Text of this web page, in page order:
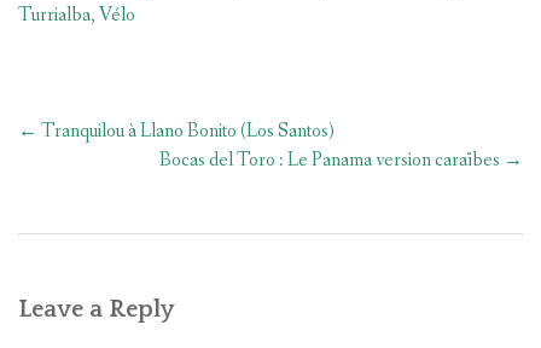
Turrialba,Vélo
Post
← Tranquilou à Llano Bonito (Los Santos)
Bocas del Toro : Le Panama version caraïbes →
Leave a Reply